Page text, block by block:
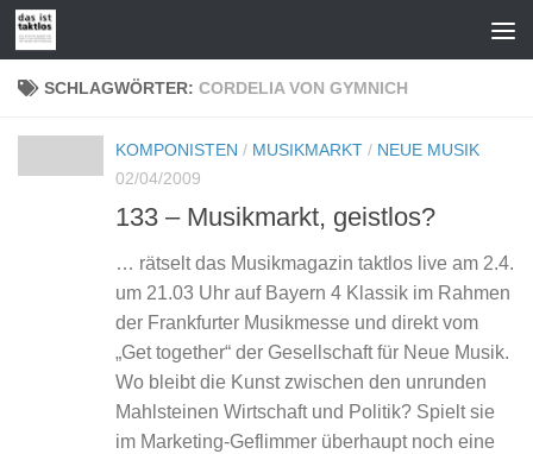
Zum Inhalt springen
SCHLAGWÖRTER: CORDELIA VON GYMNICH
KOMPONISTEN / MUSIKMARKT / NEUE MUSIK
02/04/2009
133 – Musikmarkt, geistlos?
… rätselt das Musikmagazin taktlos live am 2.4.
um 21.03 Uhr auf Bayern 4 Klassik im Rahmen
der Frankfurter Musikmesse und direkt vom
„Get together“ der Gesellschaft für Neue Musik.
Wo bleibt die Kunst zwischen den unrunden
Mahlsteinen Wirtschaft und Politik? Spielt sie
im Marketing-Geflimmer überhaupt noch eine